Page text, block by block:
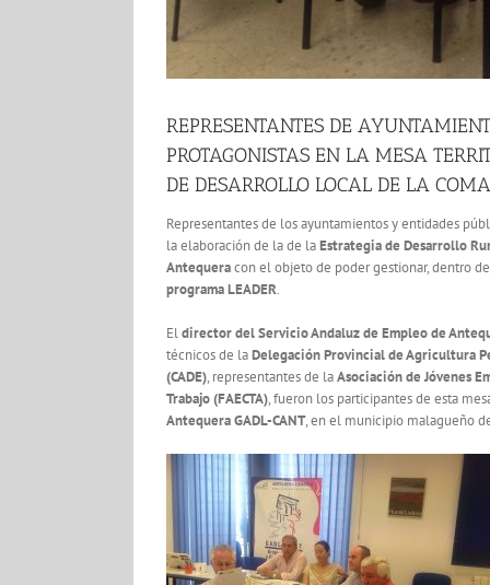
REPRESENTANTES DE
PROTAGONISTAS EN LA MESA
DE DESARROLLO LOCAL DE LA
Representantes de los ayuntamientos y entidades
la elaboración de la de laEstrategia de Desarrollo
Antequeracon el objeto de poder gestionar, dentro
programa LEADER.
Eldirector del Servicio Andaluz de Empleo de
técnicos de laDelegación Provincial de Agricultura
(CADE), representantes de laAsociación de Jóvenes
Trabajo (FAECTA), fueron los participantes de esta
Antequera GADL-CANT, en el municipio malagueño